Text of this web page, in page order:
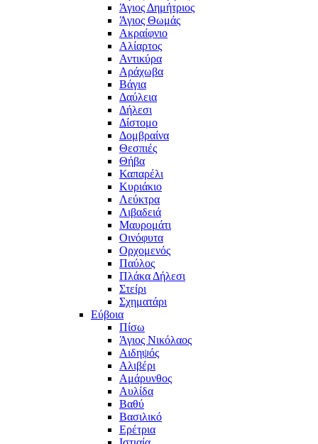
Άγιος Δημήτριος
Άγιος Θωμάς
Ακραίφνιο
Αλίαρτος
Αντικύρα
Αράχωβα
Βάγια
Δαύλεια
Δήλεσι
Δίστομο
Δομβραίνα
Θεσπιές
Θήβα
Καπαρέλι
Κυριάκιο
Λεύκτρα
Λιβαδειά
Μαυρομάτι
Οινόφυτα
Ορχομενός
Παύλος
Πλάκα Δήλεσι
Στείρι
Σχηματάρι
Εύβοια
Πίσω
Άγιος Νικόλαος
Αιδηψός
Αλιβέρι
Αμάρυνθος
Αυλίδα
Βαθύ
Βασιλικό
Ερέτρια